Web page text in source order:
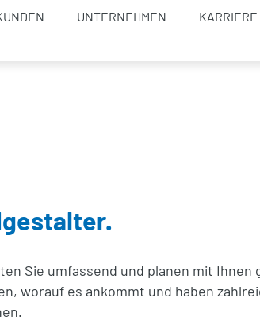
UNTERNEHMEN KARRIERE
Sie umfassend und planen mit Ihnen
worauf es ankommt und haben